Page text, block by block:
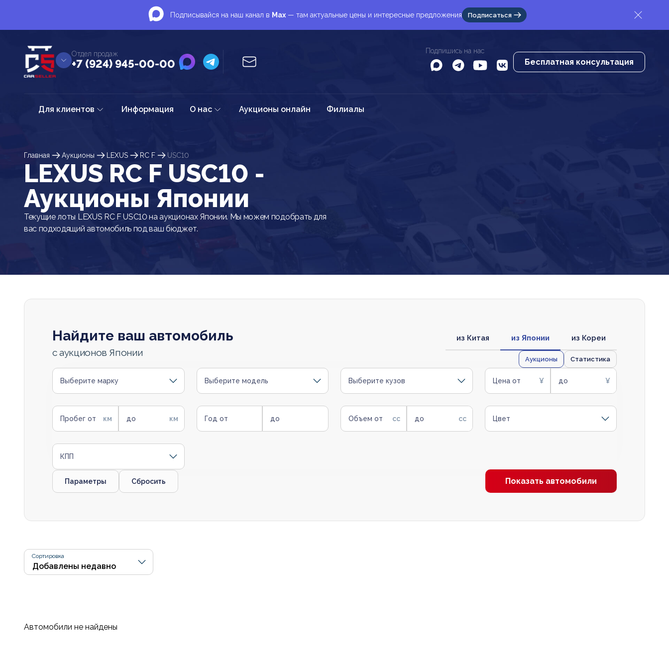
Подписывайся на наш канал в Max — там актуальные цены и интересные предложения Подписаться
Отдел продаж
+7 (924) 945-00-00
Подпишись на нас
Бесплатная консультация
Для клиентов Информация О нас Аукционы онлайн Филиалы
Главная Аукционы LEXUS RC F USC10
LEXUS RC F USC10 -
Аукционы Японии
Текущие лоты LEXUS RC F USC10 на аукционах Японии. Мы можем подобрать для
вас подходящий автомобиль под ваш бюджет.
Найдите ваш автомобиль
с аукционов Японии
из Китая из Японии из Кореи
Аукционы Статистика
Выберите марку Выберите модель Выберите кузов Цена от до
Пробег от до Год от до Объем от до Цвет
КПП
Параметры Сбросить Показать автомобили
Сортировка
Автомобили не найдены